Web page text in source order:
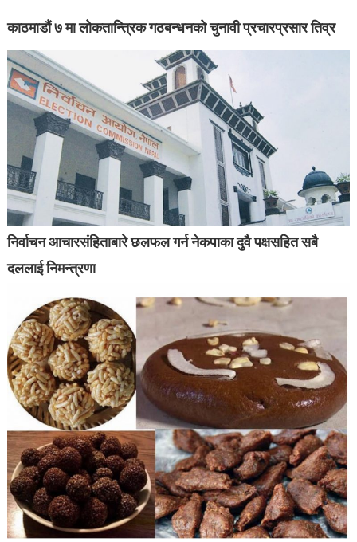
काठमाडौं ७ मा लोकतान्त्रिक गठबन्धनको चुनावी प्रचारप्रसार तिव्र
निर्वाचन आचारसंहिताबारे छलफल गर्न नेकपाका दुवै पक्षसहित सबै
दललाई निमन्त्रणा